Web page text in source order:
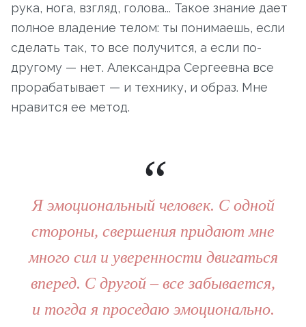
рука, нога, взгляд, голова... Такое знание дает
полное владение телом: ты понимаешь, если
сделать так, то все получится, а если по-
другому — нет. Александра Сергеевна все
прорабатывает — и технику, и образ. Мне
нравится ее метод.
Я эмоциональный человек. С одной
стороны, свершения придают мне
много сил и уверенности двигаться
вперед. С другой – все забывается,
и тогда я проседаю эмоционально.